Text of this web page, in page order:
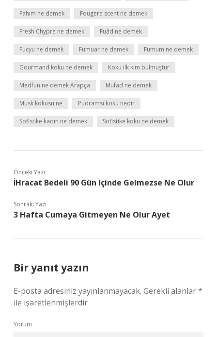
Fahım ne demek Fougere scent ne demek
Fresh Chypre ne demek Fuâd ne demek
Fucyu ne demek Fümuar ne demek Fumum ne demek
Gourmand koku ne demek Koku ilk kim bulmuştur
Medfun ne demek Arapça Mufad ne demek
Musk kokusu ne Pudramsı koku nedir
Sofistike kadın ne demek Sofistike koku ne demek
Önceki Yazı
İHracat Bedeli 90 Gün Içinde Gelmezse Ne Olur
Sonraki Yazı
3 Hafta Cumaya Gitmeyen Ne Olur Ayet
Bir yanıt yazın
E-posta adresiniz yayınlanmayacak. Gerekli alanlar*
ile işaretlenmişlerdir
Yorum